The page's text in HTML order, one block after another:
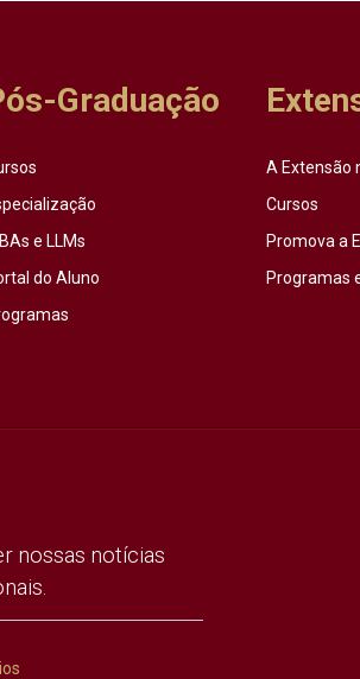
Graduação
e LLMs
do Aluno
A Extensão
Cursos
Promova a
Programas
nossas notícias